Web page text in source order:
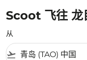
Scoot 飞往 龙
从
flight_takeoff